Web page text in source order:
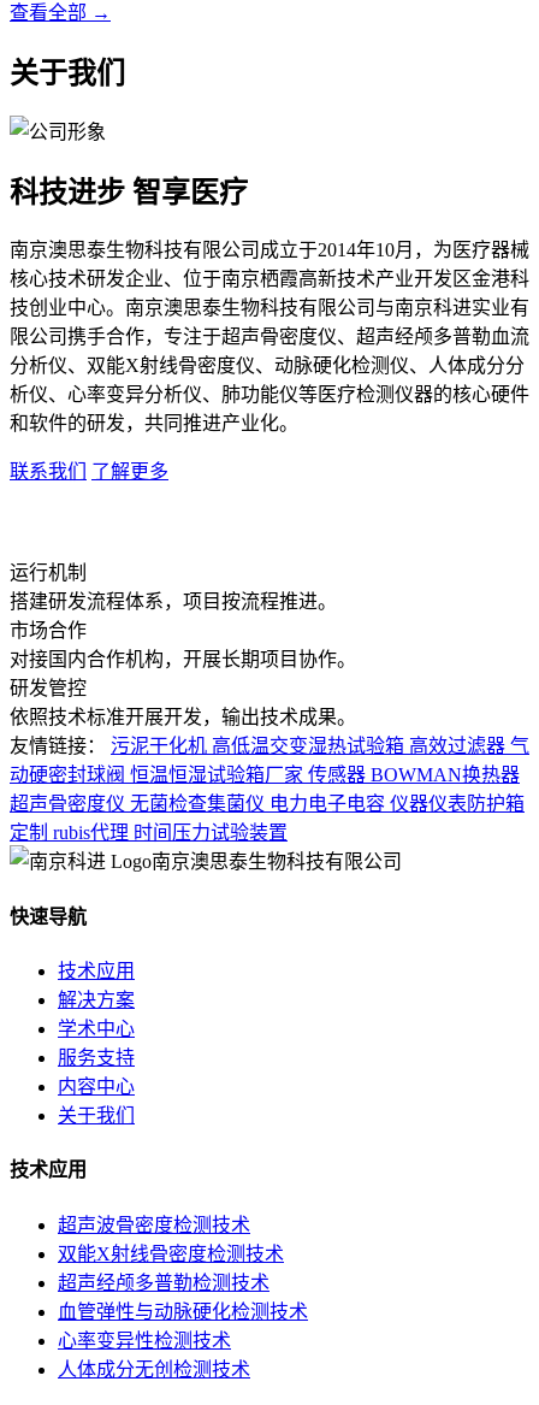
查看全部 →
关于我们
科技进步 智享医疗
南京澳思泰生物科技有限公司成立于2014年10月，为医疗器械
核心技术研发企业、位于南京栖霞高新技术产业开发区金港科
技创业中心。南京澳思泰生物科技有限公司与南京科进实业有
限公司携手合作，专注于超声骨密度仪、超声经颅多普勒血流
分析仪、双能X射线骨密度仪、动脉硬化检测仪、人体成分分
析仪、心率变异分析仪、肺功能仪等医疗检测仪器的核心硬件
和软件的研发，共同推进产业化。
联系我们 了解更多
运行机制
搭建研发流程体系，项目按流程推进。
市场合作
对接国内合作机构，开展长期项目协作。
研发管控
依照技术标准开展开发，输出技术成果。
友情链接：
污泥干化机 高低温交变湿热试验箱 高效过滤器 气
动硬密封球阀 恒温恒湿试验箱厂家 传感器 BOWMAN换热器
超声骨密度仪 无菌检查集菌仪 电力电子电容 仪器仪表防护箱
定制 rubis代理 时间压力试验装置
南京澳思泰生物科技有限公司
快速导航
技术应用
解决方案
学术中心
服务支持
内容中心
关于我们
技术应用
超声波骨密度检测技术
双能X射线骨密度检测技术
超声经颅多普勒检测技术
血管弹性与动脉硬化检测技术
心率变异性检测技术
人体成分无创检测技术